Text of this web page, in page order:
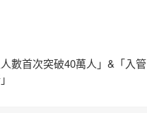
人數首次突破40萬人」&「入管